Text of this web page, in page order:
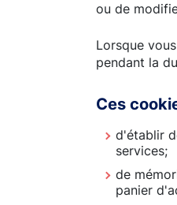
ou de
Lorsque
pendant la
Ces
d'établir
services;
de
panier